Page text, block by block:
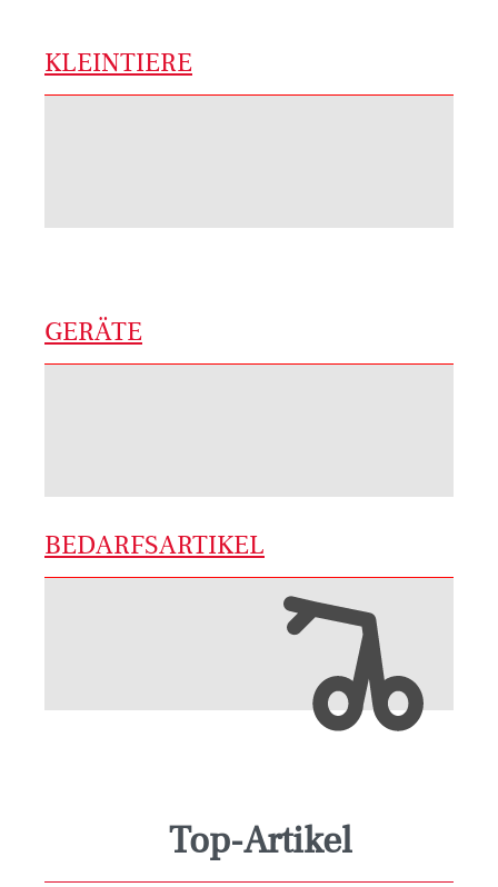
KLEINTIERE
GERÄTE
BEDARFSARTIKEL
Top-Artikel